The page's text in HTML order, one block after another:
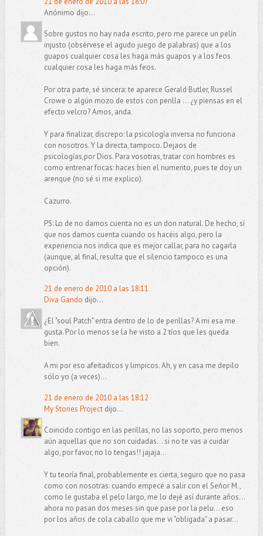
Anónimo dijo...
Sobre gustos no hay nada escrito, pero me parece un pelín
injusto (obsérvese el agudo juego de palabras) que a los
guapos cualquier cosa les haga más guapos y a los feos
cualquier cosa les haga más feos.
Por otra parte, sé sincera: te aparece Gerald Butler, Russel
Crowe o algún mozo de estos con perilla ... ¿y piensas en el
efecto velcro? Amos, anda.
Y para finalizar, discrepo: la psicología inversa no funciona
con nosotros. Y la directa, tampoco. Dejaos de
psicologías,por Dios. Para vosotras, tratar con hombres es
como entrenar focas: haces bien el numerito, pues te doy un
arenque (no sé si me explico).
Cazurro.
PS: Lo de no darnos cuenta no es un don natural. De hecho, sí
que nos damos cuenta cuando os hacéis algo, pero la
experiencia nos indica que es mejor callar, para no cagarla
(aunque, al final, resulta que el silencio tampoco es una
opción).
21 de enero de 2010 a las 18:11
Diva Gando dijo...
¿El "soul Patch" entra dentro de lo de perillas? A mi esa me
gusta. Por lo menos se la he visto a 2 tíos que les queda
bien.
A mi por eso afeitadicos y limpicos. Ah, y en casa me depilo
sólo yo (a veces)...
21 de enero de 2010 a las 18:12
My Stories Projectdijo...
Coincido contigo en las perillas, no las soporto, pero menos
aún aquellas que no son cuidadas... si no te vas a cuidar
algo, por favor, no lo tengas!! jajaja...
Y tu teoría final, probablemente es cierta, seguro que no pasa
como con nosotras: cuando empecé a salir con el Señor M.,
como le gustaba el pelo largo, me lo dejé así durante años...
ahora no pasan dos meses sin que pase por la pelu... eso
por los años de cola caballo que me vi "obligada" a pasar...